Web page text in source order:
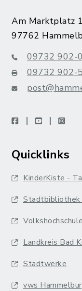
Am Marktplatz 1
97762
09732 902-0
09732 902-
facebookyoutube
Quicklinks
KinderKiste -
Stadtbibliothek
Landkreis Bad
Stadtwerke
vws